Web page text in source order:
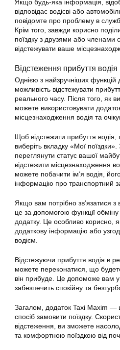
Якщо будь-яка інформація,
відповідає водієві або
повідомте про проблему в
Крім того, завжди корисно
поїздку з друзями або членами
відстежувати ваше
Відстеження прибуття водія
Однією з найзручніших функцій
можливість відстежувати
реального часу. Після того, як
можете використовувати
місцезнаходження водія та
Щоб відстежити прибуття водія,
виберіть вкладку «Мої
переглянути статус вашої
відстежити місцезнаходження
можете побачити ім’я водія,
інформацію про транспортний
Якщо вам потрібно зв’язатися
це за допомогою функції
додатку. Це особливо корисно,
додаткову інформацію або
водієм.
Відстежуючи прибуття водія в
можете переконатися, що
він прибуде. Це допоможе вам
забезпечить спокійну та
Загалом, додаток Taxi Maxim —
спосіб замовити поїздку.
відстеження, ви зможете
та комфортною поїздкою від